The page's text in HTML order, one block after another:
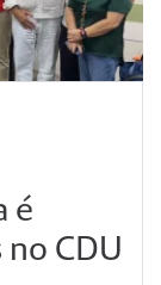
é
CDU